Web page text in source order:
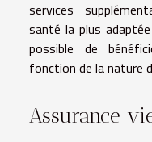
services
santé la plus
possible de
fonction de la nature
Assurance